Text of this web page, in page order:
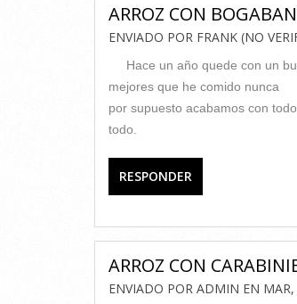
ARROZ CON
ENVIADO POR FRANK (NO
Hace un año quede con un
mejores que he comido nunca
por supuesto acabamos con
todo.
RESPONDER
ARROZ CON
ENVIADO POR ADMIN EN